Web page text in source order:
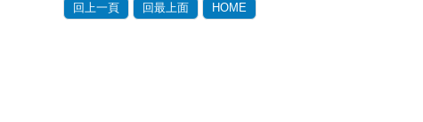
回上一頁 回最上面 HOME